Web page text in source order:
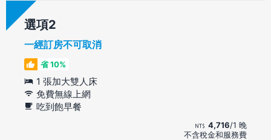
選項
一經訂房不可取消
省 10%
1 張加大雙人床
免費無線上網
吃到飽早餐
4,716/1 晚
不含稅金和服務費